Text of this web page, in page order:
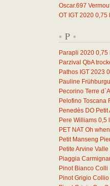
Oscar.697
OT IGT 2020 0,75
* P *
Parapli 2020 0,75
Parzival QbA
Pathos IGT 2023
Pauline
Pecorino Terre
Pelofino Toscana
Penedès DO
Pere Williams 0,5
PET NAT Oh
Petit Manseng
Petite Arvine
Piaggia
Pinot Bianco
Pinot Grigio